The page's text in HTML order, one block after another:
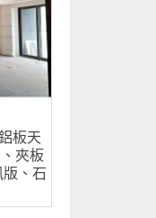
板天
夾板
、石